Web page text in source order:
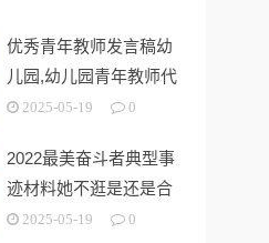
优秀青年教师发言稿幼
儿园,幼儿园青年教师代
表发言
2025-05-19 0
2022最美奋斗者典型事
迹材料她不逛是还是合
格的母亲
2025-05-19 0